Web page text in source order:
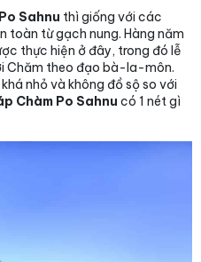
Sahnu thì giống với các
toàn từ gạch nung. Hàng năm
thực hiện ở đây, trong đó lễ
Chăm theo đạo bà-la-môn.
khá nhỏ và không đồ sộ so với
Chàm Po Sahnu có 1 nét gì